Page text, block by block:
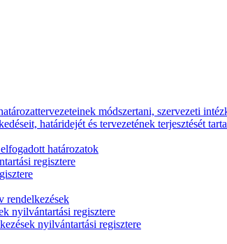
módszertani, szervezeti
határidejét és tervezetének terjesztését
határozatok
regisztere
rendelkezések
nyilvántartási regisztere
nyilvántartási regisztere